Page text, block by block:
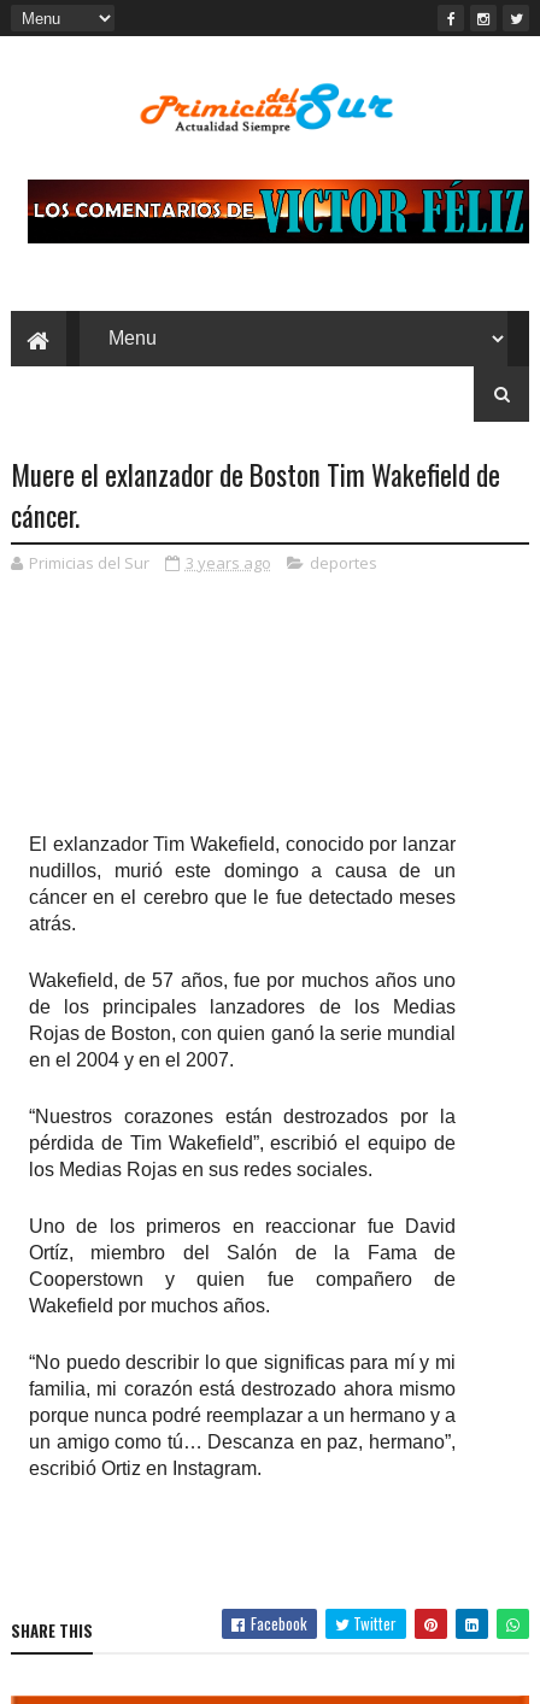
Muere el exlanzador de Boston Tim Wakefield de
cáncer.
Primicias del Sur 3 years ago deportes
El exlanzador Tim Wakefield, conocido por lanzar
nudillos, murió este domingo a causa de un
cáncer en el cerebro que le fue detectado meses
atrás.
Wakefield, de 57 años, fue por muchos años uno
de los principales lanzadores de los Medias
Rojas de Boston, con quien ganó la serie mundial
en el 2004 y en el 2007.
“Nuestros corazones están destrozados por la
pérdida de Tim Wakefield”, escribió el equipo de
los Medias Rojas en sus redes sociales.
Uno de los primeros en reaccionar fue David
Ortíz, miembro del Salón de la Fama de
Cooperstown y quien fue compañero de
Wakefield por muchos años.
“No puedo describir lo que significas para mí y mi
familia, mi corazón está destrozado ahora mismo
porque nunca podré reemplazar a un hermano y a
un amigo como tú… Descanza en paz, hermano”,
escribió Ortiz en Instagram.
SHARE THIS Facebook Twitter